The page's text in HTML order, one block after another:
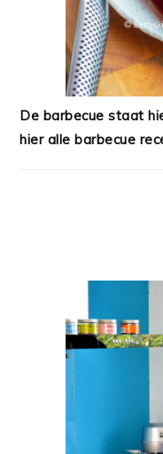
De barbecue staat
hier alle barbecue